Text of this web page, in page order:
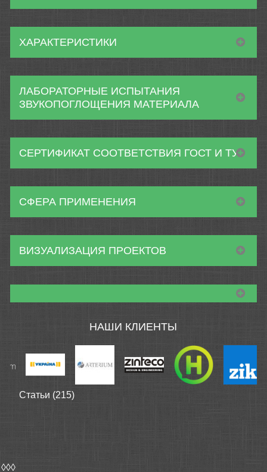
ХАРАКТЕРИСТИКИ
ЛАБОРАТОРНЫЕ ИСПЫТАНИЯ
ЗВУКОПОГЛОЩЕНИЯ МАТЕРИАЛА
СЕРТИФИКАТ СООТВЕТСТВИЯ ГОСТ И ТУ
СФЕРА ПРИМЕНЕНИЯ
ВИЗУАЛИЗАЦИЯ ПРОЕКТОВ
НАШИ КЛИЕНТЫ
Статьи (215)
◊◊◊